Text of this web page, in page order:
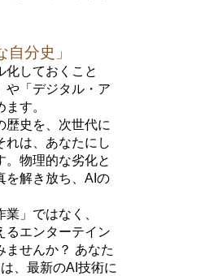
分史」
化しておくこと
や「デジタル・ア
す。
歴史を、次世代に
れは、あなたにし
。物理的な劣化と
を解き放ち、AIの
」ではなく、
るエンターテイン
ませんか？ あなた
、最新のAI技術に